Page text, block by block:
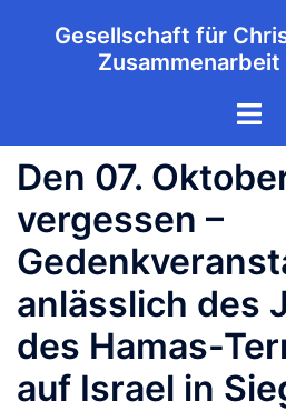
Gesellschaft für
Menü
Den 07.
vergessen –
anlässlich des
des Hamas-
auf Israel in